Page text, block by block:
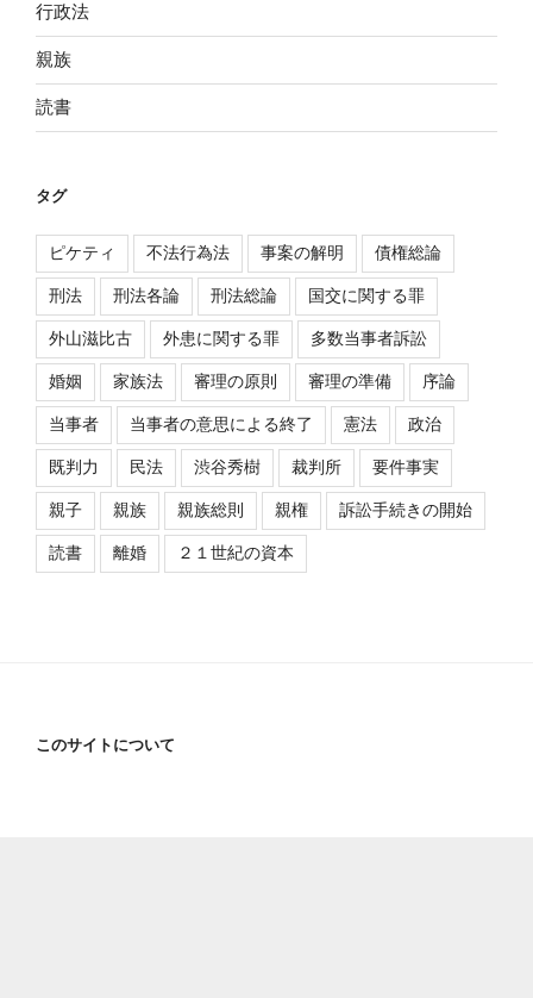
行政法
親族
読書
タグ
ピケティ 不法行為法 事案の解明 債権総論
刑法 刑法各論 刑法総論 国交に関する罪
外山滋比古 外患に関する罪 多数当事者訴訟
婚姻 家族法 審理の原則 審理の準備 序論
当事者 当事者の意思による終了 憲法 政治
既判力 民法 渋谷秀樹 裁判所 要件事実
親子 親族 親族総則 親権 訴訟手続きの開始
読書 離婚 ２１世紀の資本
このサイトについて